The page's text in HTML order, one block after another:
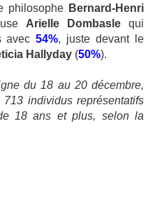
philosophe Bernard-Henri
Arielle Dombaslequi
avec54%, juste devant le
Hallyday (50%).
du 18 au 20 décembre,
individus représentatifs
18 ans et plus, selon la